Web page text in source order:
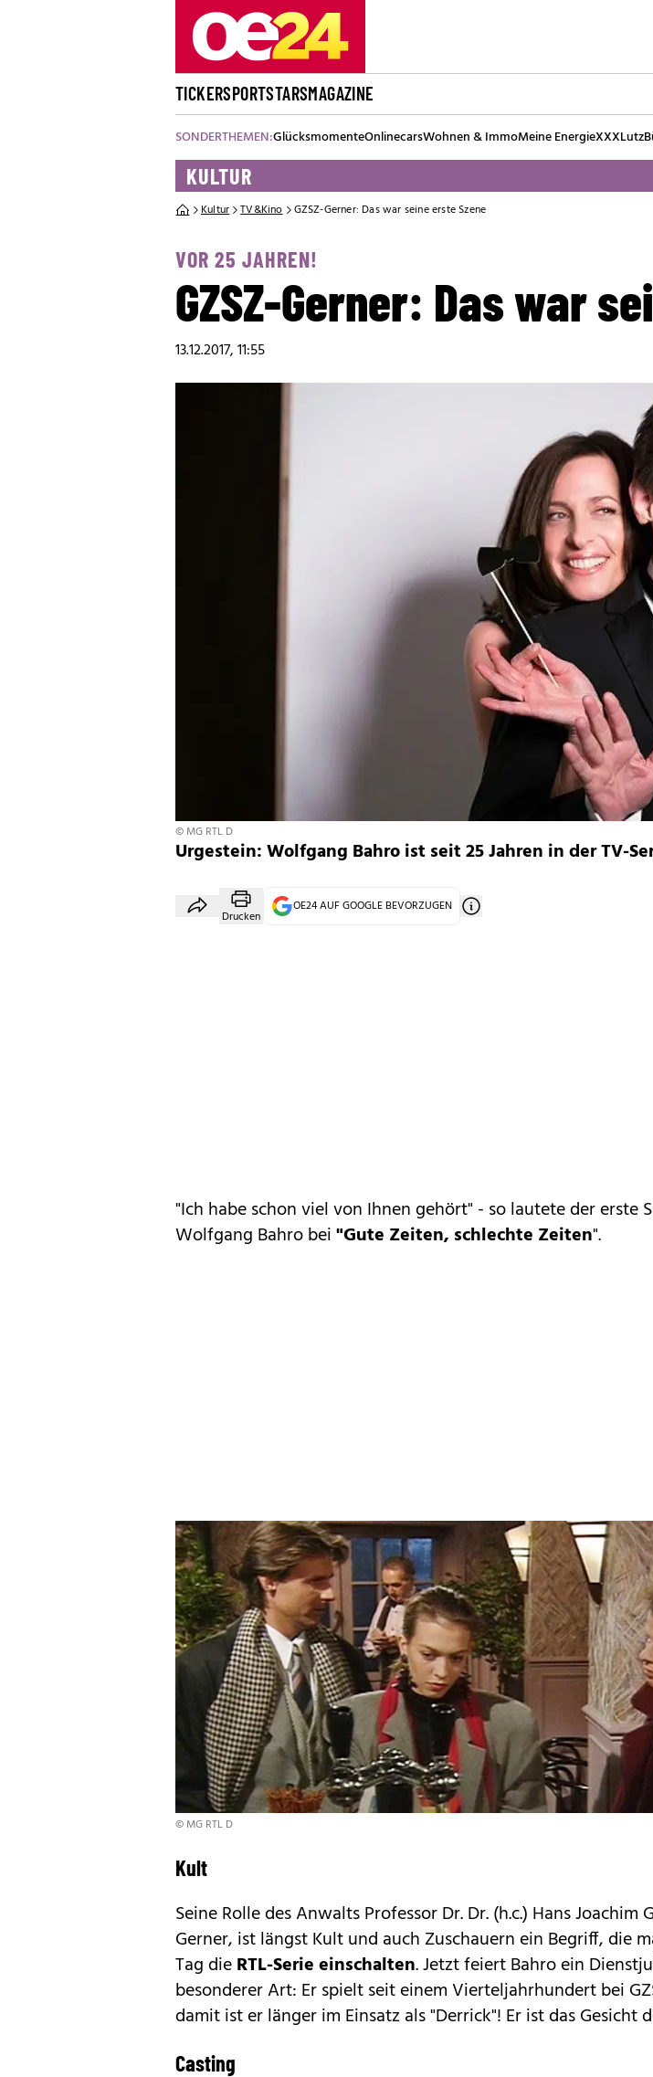
TICKERSPORTSTARSMAGAZINE
SONDERTHEMEN:GlücksmomenteOnlinecarsWohnen & ImmoMeine EnergieXXXLutz
KULTUR
Kultur TV&Kino GZSZ-Gerner: Das war seine erste Szene
VOR 25 JAHREN!
GZSZ-Gerner: Das war
13.12.2017, 11:55
© MG RTL D
Urgestein: Wolfgang Bahro ist seit 25 Jahren in der TV-
Drucken
OE24 AUF GOOGLE BEVORZUGEN
"Ich habe schon viel von Ihnen gehört" - so lautete der erste
Wolfgang Bahro bei"Gute Zeiten, schlechte Zeiten".
© MG RTL D
Kult
Seine Rolle des Anwalts Professor Dr. Dr. (h.c.) Hans Joachim
Gerner, ist längst Kult und auch Zuschauern ein Begriff, die
Tag dieRTL-Serie einschalten. Jetzt feiert Bahro ein
besonderer Art: Er spielt seit einem Vierteljahrhundert bei
damit ist er länger im Einsatz als "Derrick"! Er ist das Gesicht
Casting